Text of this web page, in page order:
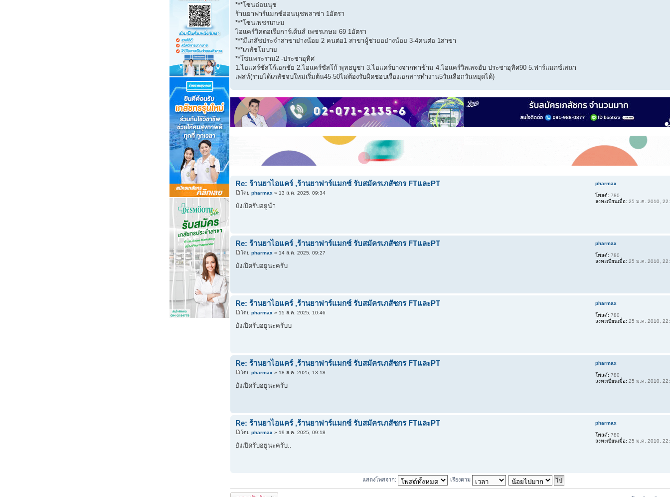
***โซนอ่อนนุช
ร้านยาฟาร์แมกซ์อ่อนนุชพลาซ่า 1อัตรา
***โซนเพชรเกษม
ไอแคร์วิคตอเรียการ์เด้นส์ เพชรเกษม 69 1อัตรา
***มีเภสัชประจำสาขาย่างน้อย 2 คนต่อ1 สาขาผู้ช่วยอย่างน้อย 3-4คนต่อ 1สาขา
***เภสัชโมบาย
**โซนพระราม2 -ประชาอุทิศ
1.ไอแคร์ซัสโก้เอกชัย 2.ไอแคร์ซัสโก้ พุทธบูชา 3.ไอแคร์บางจากท่าข้าม 4.ไอแคร์วิลเลจฮับ ประชาอุทิศ90 5.ฟาร์แมกซ์เสนา
เฟสท์(รายได้เภสัชจบใหม่เริ่มต้น45-50ไม่ต้องรับผิดชอบเรื่องเอกสารทำงาน5วันเลือกวันหยุดได้)
Re: ร้านยาไอแคร์ ,ร้านยาฟาร์แมกซ์ รับสมัครเภสัชกร FTและPT
โดย pharmax » 13 ส.ค. 2025, 09:34
ยังเปิดรับอยู่น้า
pharmax
โพสต์: 780
ลงทะเบียนเมื่อ: 25 ม.ค. 2010,
Re: ร้านยาไอแคร์ ,ร้านยาฟาร์แมกซ์ รับสมัครเภสัชกร FTและPT
โดย pharmax » 14 ส.ค. 2025, 09:27
ยังเปิดรับอยู่นะครับ
pharmax
โพสต์: 780
ลงทะเบียนเมื่อ: 25 ม.ค. 2010,
Re: ร้านยาไอแคร์ ,ร้านยาฟาร์แมกซ์ รับสมัครเภสัชกร FTและPT
โดย pharmax » 15 ส.ค. 2025, 10:46
ยังเปิดรับอยู่นะครับบ
pharmax
โพสต์: 780
ลงทะเบียนเมื่อ: 25 ม.ค. 2010,
Re: ร้านยาไอแคร์ ,ร้านยาฟาร์แมกซ์ รับสมัครเภสัชกร FTและPT
โดย pharmax » 18 ส.ค. 2025, 13:18
ยังเปิดรับอยู่นะครับ
pharmax
โพสต์: 780
ลงทะเบียนเมื่อ: 25 ม.ค. 2010,
Re: ร้านยาไอแคร์ ,ร้านยาฟาร์แมกซ์ รับสมัครเภสัชกร FTและPT
โดย pharmax » 19 ส.ค. 2025, 09:18
ยังเปิดรับอยู่นะครับ..
pharmax
โพสต์: 780
ลงทะเบียนเมื่อ: 25 ม.ค. 2010,
แสดงโพสจาก: เรียงตาม